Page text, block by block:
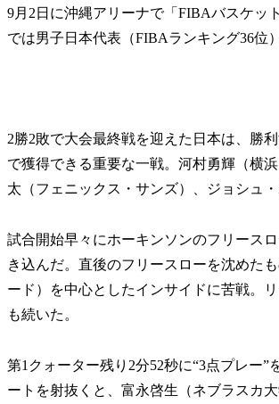
9月2日に沖縄アリーナで「FIBAバスケッ
では男子日本代表（FIBAランキング36位
2勝2敗で大会最終戦を迎えた日本は、勝
で獲得できる重要な一戦。河村勇輝（横
太（フェニックス・サンズ）、ジョシュ
試合開始早々にホーキンソンのフリース
き込んだ。直後のフリースローを沈めた
ード）を中心としたインサイドに苦戦。
も続いた。
第1クォーター残り2分52秒に“3点プレー
ートを射抜くと、富永啓生（ネブラスカ